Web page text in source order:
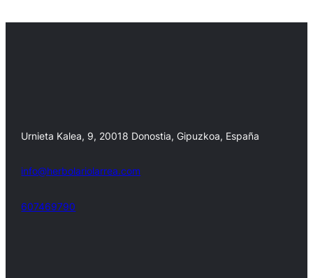
Urnieta Kalea, 9, 20018 Donostia, Gipuzkoa, España
info@herbolariolarrea.com
607469790